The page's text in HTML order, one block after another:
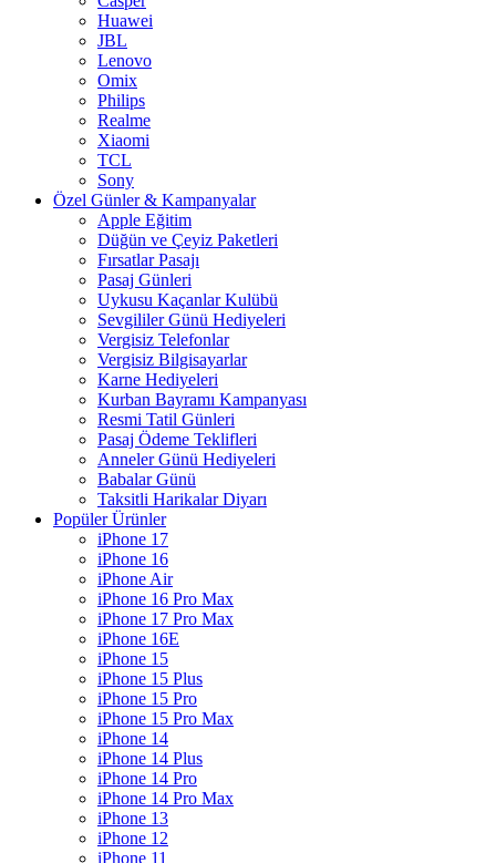
Huawei
JBL
Lenovo
Omix
Philips
Realme
Xiaomi
TCL
Sony
Özel Günler & Kampanyalar
Apple Eğitim
Düğün ve Çeyiz Paketleri
Fırsatlar Pasajı
Pasaj Günleri
Uykusu Kaçanlar Kulübü
Sevgililer Günü Hediyeleri
Vergisiz Telefonlar
Vergisiz Bilgisayarlar
Karne Hediyeleri
Kurban Bayramı Kampanyası
Resmi Tatil Günleri
Pasaj Ödeme Teklifleri
Anneler Günü Hediyeleri
Babalar Günü
Taksitli Harikalar Diyarı
Popüler Ürünler
iPhone 17
iPhone 16
iPhone Air
iPhone 16 Pro Max
iPhone 17 Pro Max
iPhone 16E
iPhone 15
iPhone 15 Plus
iPhone 15 Pro
iPhone 15 Pro Max
iPhone 14
iPhone 14 Plus
iPhone 14 Pro
iPhone 14 Pro Max
iPhone 13
iPhone 12
iPhone 11